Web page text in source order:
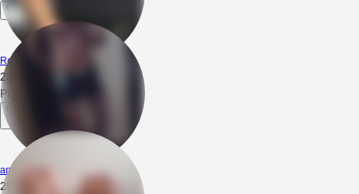
Roberto0120
23.06.2026
22:17
Priv poproszę
amator67
25.06.2025
05:51